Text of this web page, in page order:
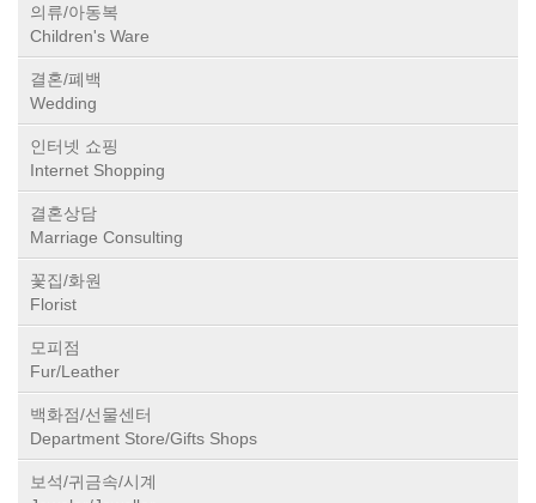
의류/아동복
Children's Ware
결혼/폐백
Wedding
인터넷 쇼핑
Internet Shopping
결혼상담
Marriage Consulting
꽃집/화원
Florist
모피점
Fur/Leather
백화점/선물센터
Department Store/Gifts Shops
보석/귀금속/시계